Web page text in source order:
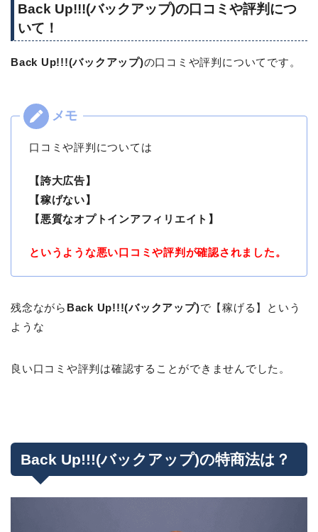
Back Up!!!(バックアップ)の口コミや評判につ
いて！
Back Up!!!(バックアップ)の口コミや評判についてです。
口コミや評判については
【誇大広告】
【稼げない】
【悪質なオプトインアフィリエイト】
というような悪い口コミや評判が確認されました。
残念ながら Back Up!!!(バックアップ)で【稼げる】という
ような
良い口コミや評判は確認することができませんでした。
Back Up!!!(バックアップ)の特商法は？